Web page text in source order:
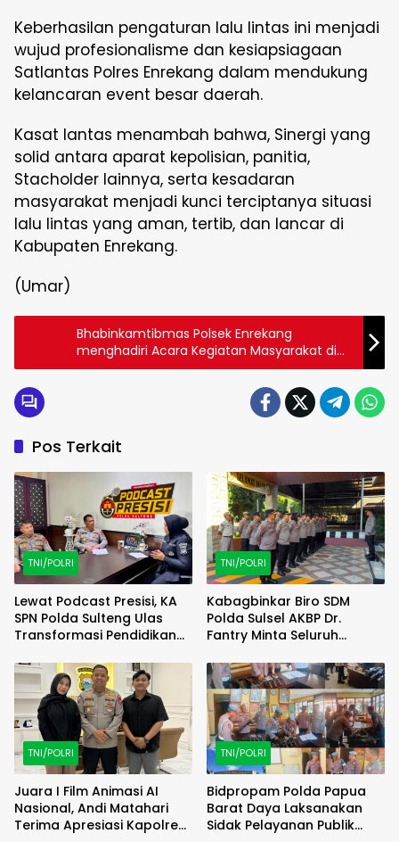
Keberhasilan pengaturan lalu lintas ini menjadi
wujud profesionalisme dan kesiapsiagaan
Satlantas Polres Enrekang dalam mendukung
kelancaran event besar daerah.
Kasat lantas menambah bahwa, Sinergi yang
solid antara aparat kepolisian, panitia,
Stacholder lainnya, serta kesadaran
masyarakat menjadi kunci terciptanya situasi
lalu lintas yang aman, tertib, dan lancar di
Kabupaten Enrekang.
(Umar)
Bhabinkamtibmas Polsek Enrekang
menghadiri Acara Kegiatan Masyarakat di
Desa Binaannya
Pos Terkait
TNI/POLRI
Lewat Podcast Presisi, KA
SPN Polda Sulteng Ulas
Transformasi Pendidikan
TNI/POLRI
Kabagbinkar Biro SDM
Polda Sulsel AKBP Dr.
Fantry Minta Seluruh
Debu
TNI/POLRI
Juara I Film Animasi AI
Nasional, Andi Matahari
Terima Apresiasi Kapolres
TNI/POLRI
Bidpropam Polda Papua
Barat Daya Laksanakan
Sidak Pelayanan Publik